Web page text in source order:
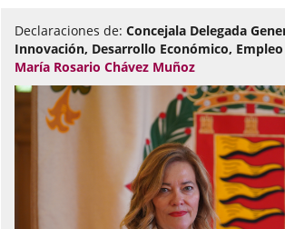
Declaraciones de: Concejala Delegada
Innovación, Desarrollo Económico,
María Rosario Chávez Muñoz